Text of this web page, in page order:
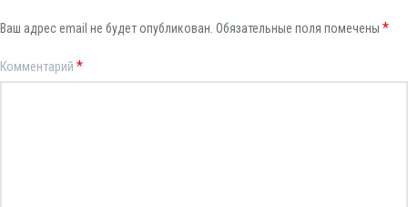
Ваш адрес email не будет опубликован. Обязательные поля помечены *
Комментарий *